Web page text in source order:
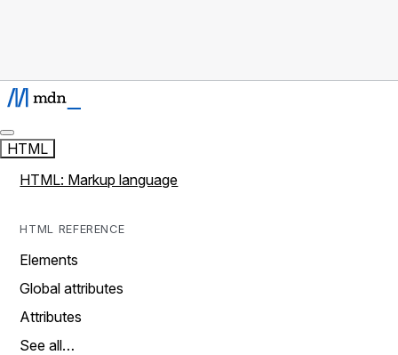
HTML
HTML: Markup language
HTML REFERENCE
Elements
Global attributes
Attributes
See all…